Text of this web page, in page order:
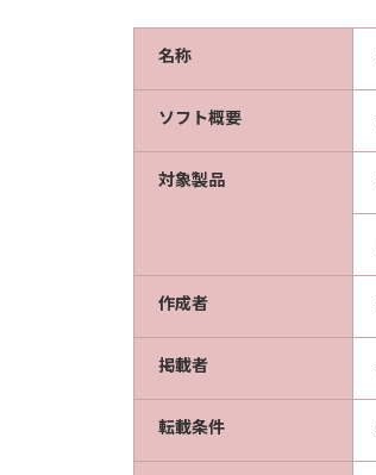
名称
ソフト概要
対象製品
作成者
掲載者
転載条件